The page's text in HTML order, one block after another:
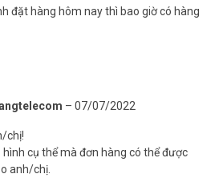
đặt hàng hôm nay thì bao giờ có hàng
– 07/07/2022
chị!
hình cụ thể mà đơn hàng có thể được
anh/chị.